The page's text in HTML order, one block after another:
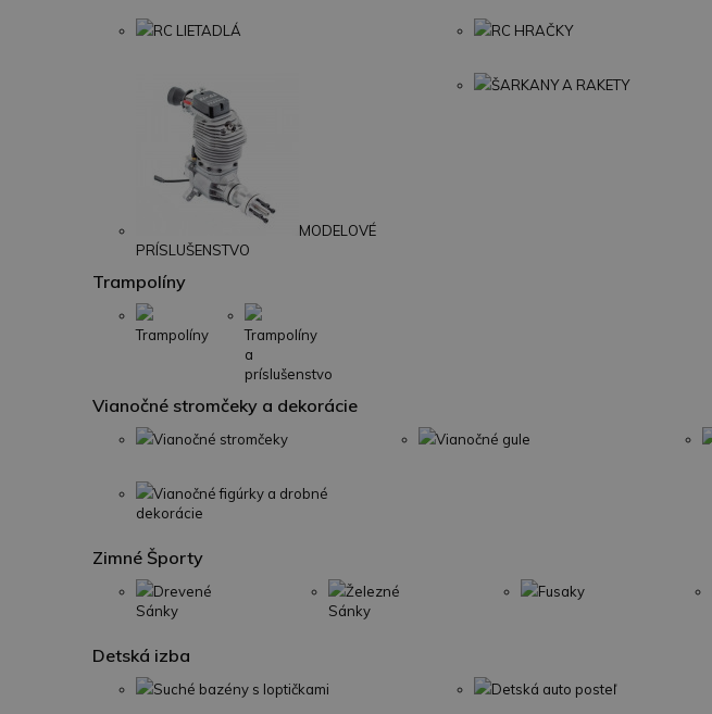
RC LIETADLÁ RC HRAČKY
MODELOVÉ
PRÍSLUŠENSTVO
ŠARKANY A RAKETY
Trampolíny
Trampolíny
Trampolíny
a
príslušenstvo
Vianočné stromčeky a dekorácie
Vianočné stromčeky Vianočné gule
Vianočné figúrky a drobné
dekorácie
Zimné Športy
Drevené
Sánky
Železné
Sánky
Fusaky
Detská izba
Suché bazény s loptičkami Detská auto posteľ